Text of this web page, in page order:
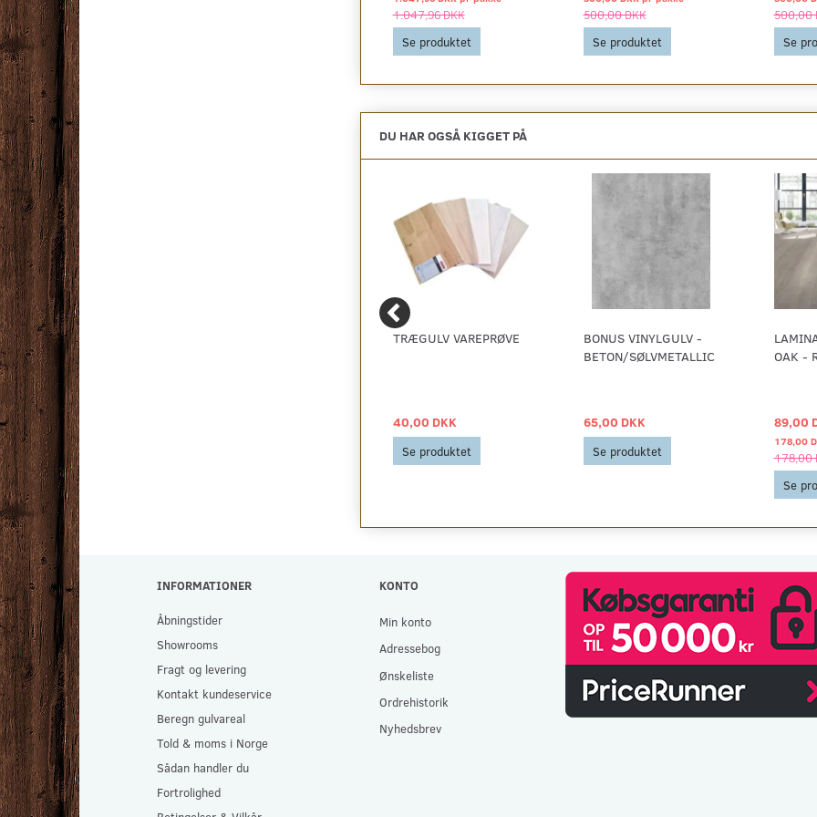
1.462,33 DKK
Se produktet
1.047,96 DKK
Se produktet
500,00 DKK
Se produktet
500,00
Se
DU HAR OGSÅ KIGGET PÅ
TÆPPETAPE 10 CM.
129,00 DKK
Se produktet
TRÆGULV VAREPRØVE
40,00 DKK
Se produktet
BONUS VINYLGULV -
BETON/SØLVMETALLIC
65,00 DKK
Se produktet
OAK -
89,00
178,00
178,00
Se
INFORMATIONER
Åbningstider
Showrooms
Fragt og levering
Kontakt kundeservice
Beregn gulvareal
Told & moms i Norge
Sådan handler du
Fortrolighed
KONTO
Min konto
Adressebog
Ønskeliste
Ordrehistorik
Nyhedsbrev